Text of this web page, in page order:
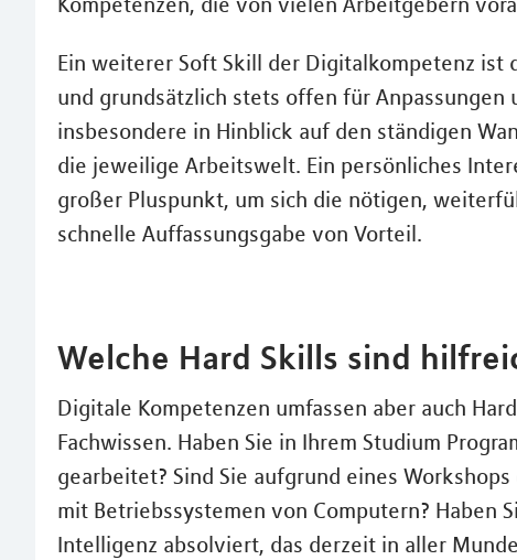
Ein weiterer Soft Skill der Digitalkompetenz ist
und grundsätzlich stets offen für Anpassungen
insbesondere in Hinblick auf den ständigen
die jeweilige Arbeitswelt. Ein persönliches
großer Pluspunkt, um sich die nötigen,
schnelle Auffassungsgabe von Vorteil.
Welche Hard Skills sind
Digitale Kompetenzen umfassen aber auch
Fachwissen. Haben Sie in Ihrem Studium
gearbeitet? Sind Sie aufgrund eines
mit Betriebssystemen von Computern? Haben
Intelligenz absolviert, das derzeit in aller